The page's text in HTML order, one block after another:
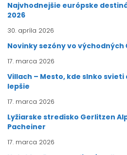
Najvhodnejšie európske
2026
30. apríla 2026
Novinky sezóny vo východných
17. marca 2026
Villach – Mesto, kde slnko
lepšie
17. marca 2026
Lyžiarske stredisko Gerlitzen
Pacheiner
17. marca 2026